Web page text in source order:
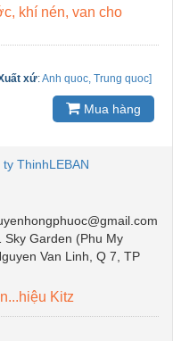
khí nén, van cho
xứ:Anh quoc, Trung quoc]
Mua hàng
ty ThinhLEBAN
Sky Garden (Phu My
Van Linh, Q 7, TP
Kitz